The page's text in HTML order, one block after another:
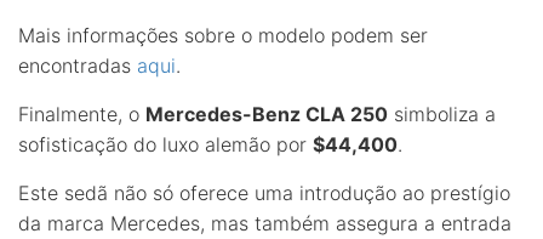
Mais informações sobre o modelo podem ser
encontradas aqui.
Finalmente, o Mercedes-Benz CLA 250 simboliza a
sofisticação do luxo alemão por $44,400.
Este sedã não só oferece uma introdução ao prestígio
da marca Mercedes, mas também assegura a entrada